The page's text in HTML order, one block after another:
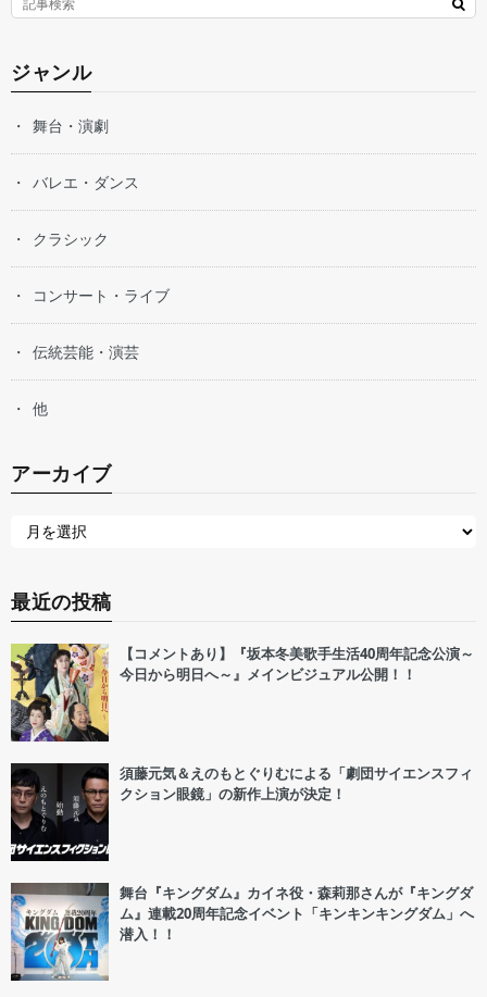
ジャンル
舞台・演劇
バレエ・ダンス
クラシック
コンサート・ライブ
伝統芸能・演芸
他
アーカイブ
最近の投稿
【コメントあり】『坂本冬美歌手生活40周年記念公演～
今日から明日へ～』メインビジュアル公開！！
須藤元気＆えのもとぐりむによる「劇団サイエンスフィ
クション眼鏡」の新作上演が決定！
舞台『キングダム』カイネ役・森莉那さんが『キングダ
ム』連載20周年記念イベント「キンキンキングダム」へ
潜入！！